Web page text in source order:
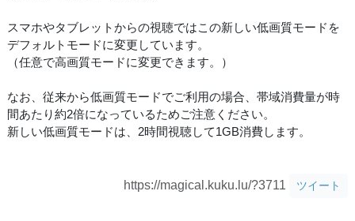
スマホやタブレットからの視聴ではこの新しい低画質モードを
デフォルトモードに変更しています。
（任意で高画質モードに変更できます。）
なお、従来から低画質モードでご利用の場合、帯域消費量が時
間あたり約2倍になっているためご注意ください。
新しい低画質モードは、2時間視聴して1GB消費します。
https://magical.kuku.lu/?3711 ツイート